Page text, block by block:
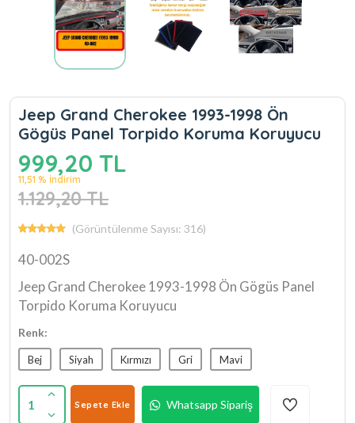
Jeep Grand Cherokee 1993-1998 Ön
Gögüs Panel Torpido Koruma Koruyucu
999,20 TL
11,51 % İndirim
1.129,20 TL
(Görüntülenme Sayısı: 316)
40-002S
Jeep Grand Cherokee 1993-1998 Ön Gögüs Panel
Torpido Koruma Koruyucu
Renk:
Bej Siyah Kırmızı Gri Mavi
1 Sepete Ekle Whatsapp Sipariş